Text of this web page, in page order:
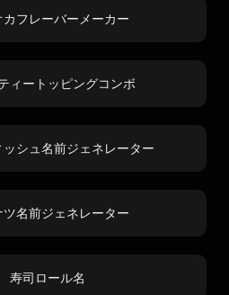
カフレーバーメーカー
ィートッピングコンボ
シュ名前ジェネレーター
ツ名前ジェネレーター
寿司ロール名